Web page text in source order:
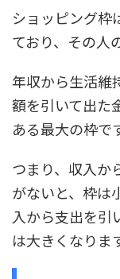
ショッピング枠
ており、その人
年収から生活維
額を引いて出た
ある最大の枠で
つまり、収入か
がないと、枠は
入から支出を引
は大きくなりま